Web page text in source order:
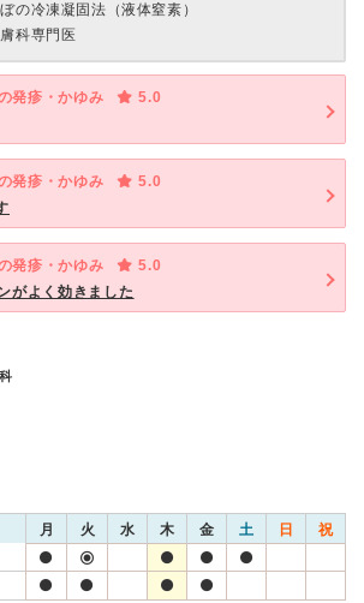
の冷凍凝固法（液体窒素）
科専門医
発疹・かゆみ
5.0
発疹・かゆみ
5.0
発疹・かゆみ
5.0
がよく効きました
月 火 水 木 金 土 日 祝